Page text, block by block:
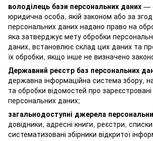
володілець бази персональних даних —
юридична особа, якій законом або за
персональних даних надано право на
яка затверджує мету обробки
даних, встановлює склад цих даних та
їх обробки, якщо інше не визначено
Державний реєстр баз персональних
державна інформаційна система збору,
та обробки відомостей про
персональних даних;
загальнодоступні джерела
довідники, адресні книги, реєстри,
систематизовані збірники відкритої